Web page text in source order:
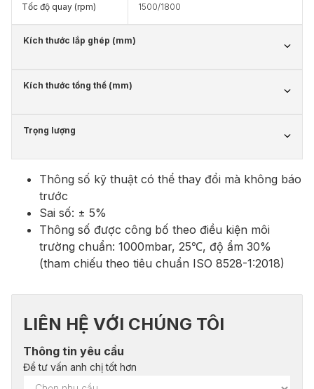
Tốc độ quay (rpm) 1500/1800
Kích thước lắp ghép (mm)
Kích thước tổng thể (mm)
Trọng lượng
Thông số kỹ thuật có thể thay đổi mà không báo
trước
Sai số: ± 5%
Thông số được công bố theo điều kiện môi
trường chuẩn: 1000mbar, 25℃, độ ẩm 30%
(tham chiếu theo tiêu chuẩn ISO 8528-1:2018)
LIÊN HỆ VỚI CHÚNG TÔI
Thông tin yêu cầu
Để tư vấn anh chị tốt hơn